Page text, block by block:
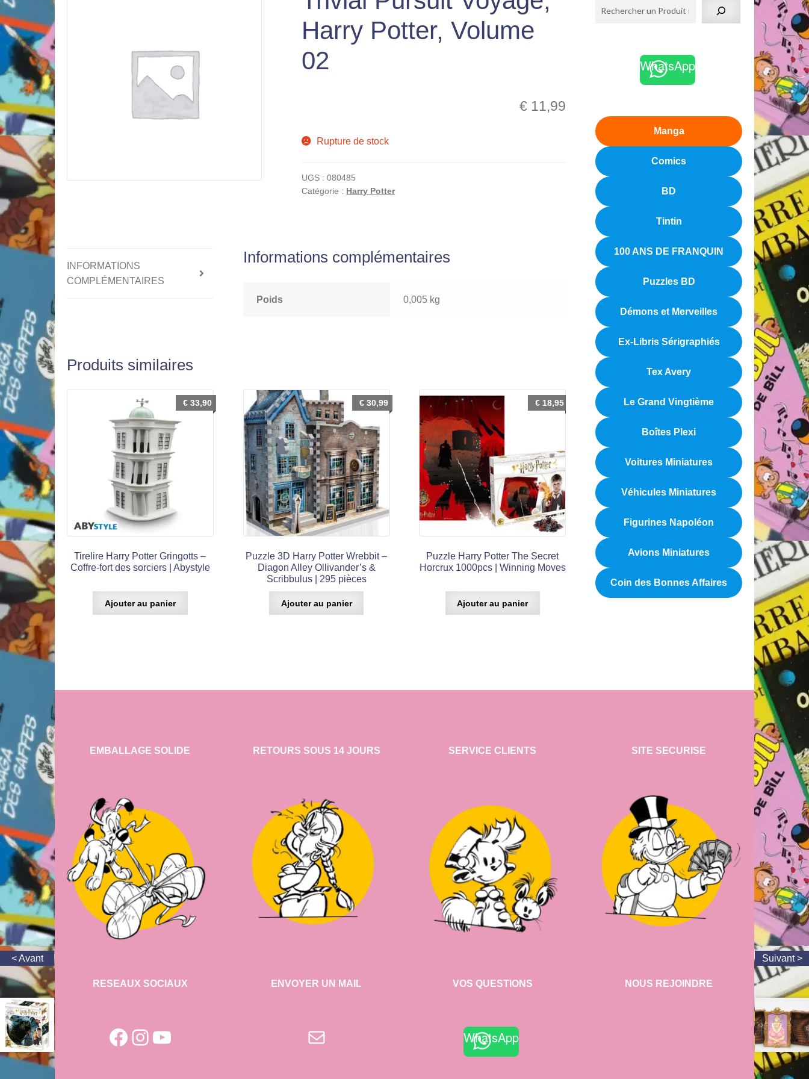
Harry Potter, Volume
02
€ 11,99
Rupture de stock
UGS :080485
Catégorie : Harry Potter
INFORMATIONS
COMPLÉMENTAIRES
Informations complémentaires
Poids 0,005 kg
Produits similaires
Tirelire Harry Potter Gringotts –
Coffre-fort des sorciers | Abystyle
€33,90
Ajouter au panier
Puzzle 3D Harry Potter Wrebbit –
Diagon Alley Ollivander’s &
Scribbulus | 295 pièces
€30,99
Ajouter au panier
Puzzle Harry Potter The Secret
Horcrux 1000pcs | Winning Moves
€ 18,95
Ajouter au panier
WhatsApp
Manga
Comics
BD
Tintin
100 ANS DE FRANQUIN
Puzzles BD
Démons et Merveilles
Ex-Libris Sérigraphiés
Tex Avery
Le Grand Vingtième
Boîtes Plexi
Voitures Miniatures
Véhicules Miniatures
Figurines Napoléon
Avions Miniatures
Coin des Bonnes Affaires
EMBALLAGE SOLIDE
RESEAUX SOCIAUX
Facebook
Instagram
YouTube
RETOURS SOUS 14 JOURS
ENVOYER UN MAIL
E-mail
SERVICE CLIENTS
VOS QUESTIONS
WhatsApp
SITE SECURISE
NOUS REJOINDRE